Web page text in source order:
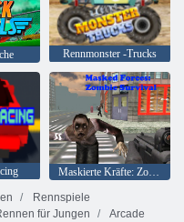
Rennmonster -Trucks
Maskierte Kräfte: Zombie-Überleben
Rennspiele
für Jungen
Arcade